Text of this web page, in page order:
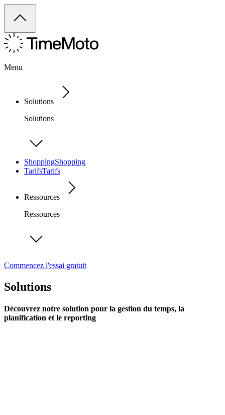
Menu
Solutions
Solutions
ShoppingShopping
TarifsTarifs
Ressources
Ressources
Commencez l'essai gratuit
Solutions
Découvrez notre solution pour la gestion du temps, la
planification et le reporting